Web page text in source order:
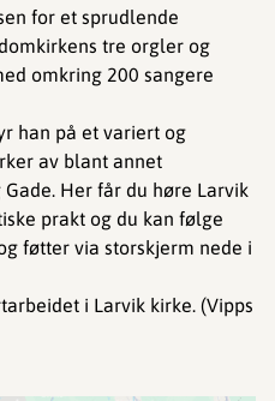
for et sprudlende
tre orgler og
omkring 200 sangere
han på et variert og
av blant annet
Her får du høre Larvik
prakt og du kan følge
føtter via storskjerm nede i
i Larvik kirke. (Vipps